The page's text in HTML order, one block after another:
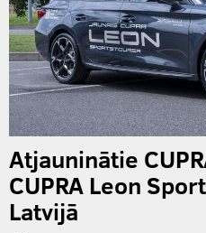
Atjauninātie
CUPRA Leon
Latvijā